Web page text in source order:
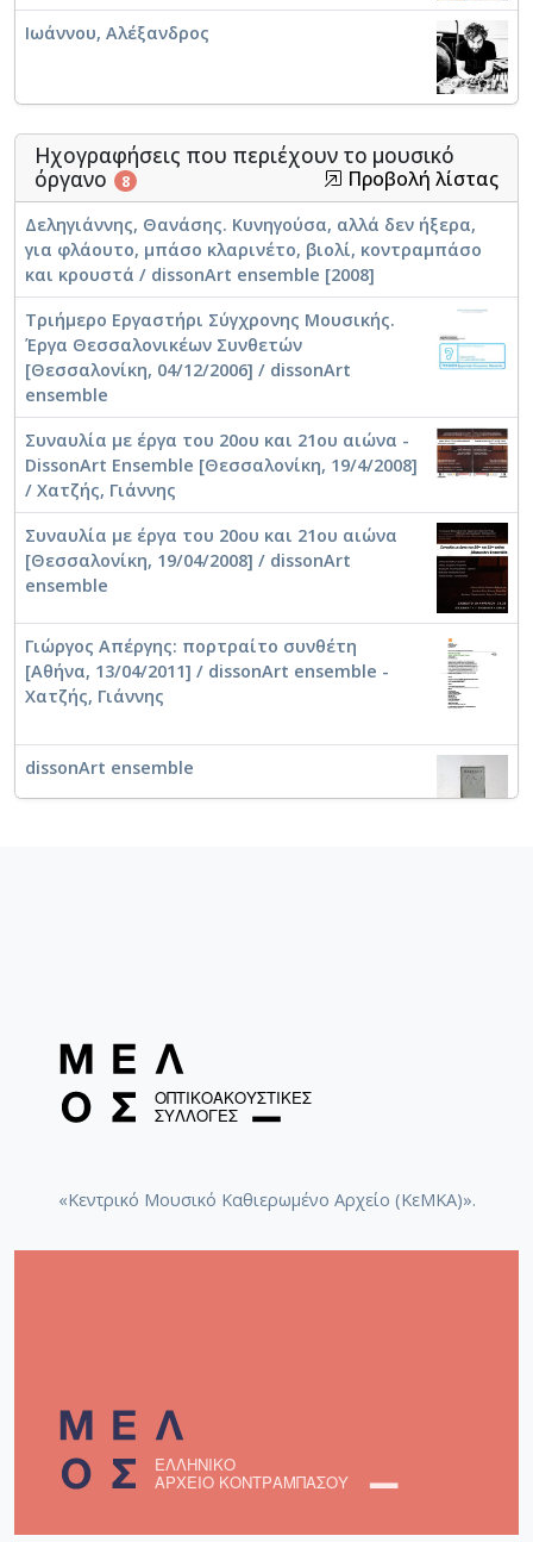
Ιωάννου, Αλέξανδρος
Ηχογραφήσεις που περιέχουν το μουσικό
όργανο
8 Προβολή λίστας
Δεληγιάννης, Θανάσης. Κυνηγούσα, αλλά δεν ήξερα,
για φλάουτο, μπάσο κλαρινέτο, βιολί, κοντραμπάσο
και κρουστά / dissonArt ensemble [2008]
Τριήμερο Εργαστήρι Σύγχρονης Μουσικής.
Έργα Θεσσαλονικέων Συνθετών
[Θεσσαλονίκη, 04/12/2006] / dissonArt
ensemble
Συναυλία με έργα του 20ου και 21ου αιώνα -
DissonArt Ensemble [Θεσσαλονίκη, 19/4/2008]
/ Χατζής, Γιάννης
Συναυλία με έργα του 20ου και 21ου αιώνα
[Θεσσαλονίκη, 19/04/2008] / dissonArt
ensemble
Γιώργος Απέργης: πορτραίτο συνθέτη
[Αθήνα, 13/04/2011] / dissonArt ensemble -
Χατζής, Γιάννης
dissonArt ensemble
«Κεντρικό Μουσικό Καθιερωμένο Αρχείο (ΚεΜΚΑ)».